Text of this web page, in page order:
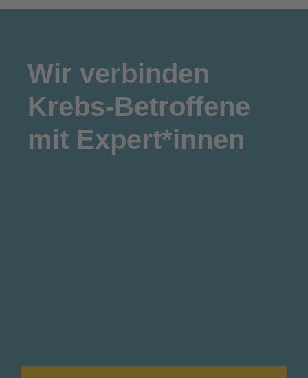
Wir verbinden
Krebs-Betroffene
mit Expert*innen